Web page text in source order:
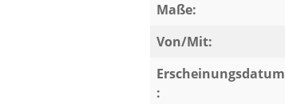
Maße:
Von/Mit:
Erscheinungsdatum
: